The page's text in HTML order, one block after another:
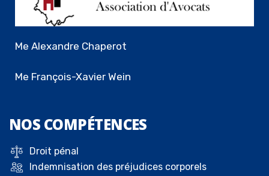
Me Alexandre Chaperot
Me François-Xavier Wein
NOS COMPÉTENCES
Droit pénal
Indemnisation des préjudices corporels